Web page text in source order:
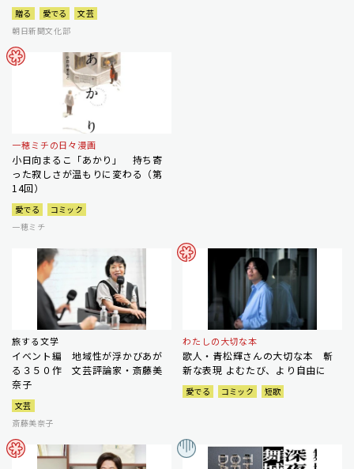
贈る 愛でる
文芸
朝日新聞文化部
一穂ミチの日々漫画
小日向まるこ「あかり」 持ち寄
った寂しさが温もりに変わる（第
14回）
愛でる
コミック
一穂ミチ
旅する文学
イベント編 地域性が浮かびあが
る３５０作 文芸評論家・斎藤美
奈子
文芸
斎藤美奈子
わたしの大切な本
歌人・青松輝さんの大切な本 斬
新な表現 よむたび、より自由に
愛でる コミック 短歌